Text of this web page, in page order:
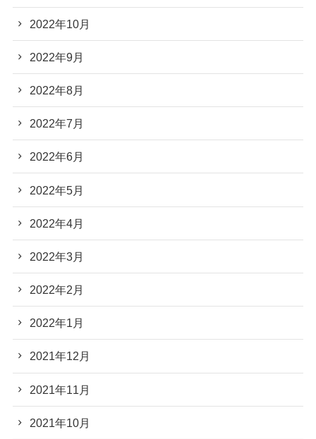
2022年10月
2022年9月
2022年8月
2022年7月
2022年6月
2022年5月
2022年4月
2022年3月
2022年2月
2022年1月
2021年12月
2021年11月
2021年10月